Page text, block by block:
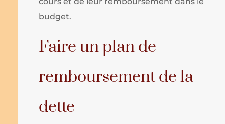
budget.
Faire un plan de
remboursement de la
dette